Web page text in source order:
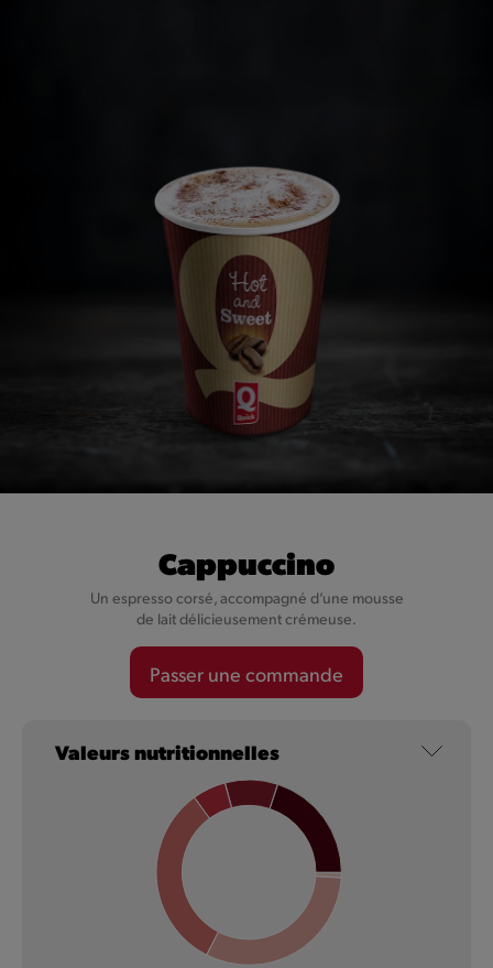
Desserts Kids
Coca-Cola
Un mélange unique d'ingrédients, avec de la caféine, de
l'eau pétillante et un léger goût de caramel.
Cappuccino
Un espresso corsé, accompagné d’une mousse
de lait délicieusement crémeuse.
Passer une commande
Valeurs nutritionnelles